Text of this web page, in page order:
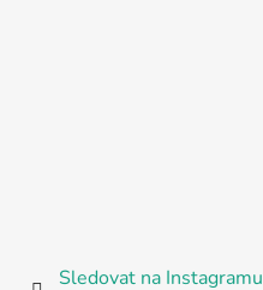
Sledovat na Instagramu